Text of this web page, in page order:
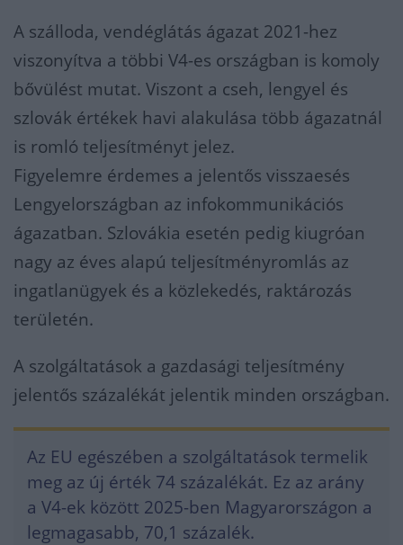
A szálloda, vendéglátás ágazat 2021-hez
viszonyítva a többi V4-es országban is komoly
bővülést mutat. Viszont a cseh, lengyel és
szlovák értékek havi alakulása több ágazatnál
is romló teljesítményt jelez.
Figyelemre érdemes a jelentős visszaesés
Lengyelországban az infokommunikációs
ágazatban. Szlovákia esetén pedig kiugróan
nagy az éves alapú teljesítményromlás az
ingatlanügyek és a közlekedés, raktározás
területén.
A szolgáltatások a gazdasági teljesítmény
jelentős százalékát jelentik minden országban.
Az EU egészében a szolgáltatások termelik
meg az új érték 74 százalékát. Ez az arány
a V4-ek között 2025-ben Magyarországon a
legmagasabb, 70,1 százalék.